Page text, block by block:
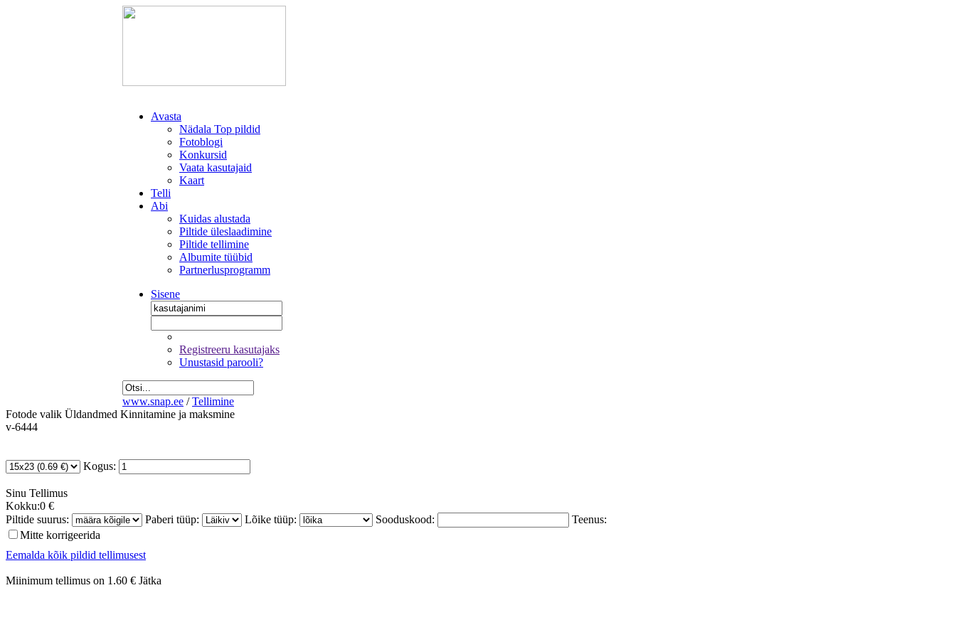
Avasta
Nädala Top pildid
Fotoblogi
Konkursid
Vaata kasutajaid
Kaart
Telli
Abi
Kuidas alustada
Piltide üleslaadimine
Piltide tellimine
Albumite tüübid
Partnerlusprogramm
Sisene
Registreeru kasutajaks
Unustasid parooli?
www.snap.ee / Tellimine
Fotode valik Üldandmed Kinnitamine ja maksmine
v-6444
Kogus:
Sinu Tellimus
Kokku:0 €
Piltide suurus:
Paberi tüüp: Lõike tüüp: Sooduskood:
Teenus:
Mitte korrigeerida
Eemalda kõik pildid tellimusest
Miinimum tellimus on 1.60 € Jätka